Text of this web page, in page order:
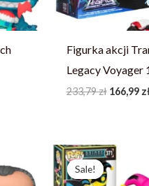
Figurka akcji
Legacy Voyager
233,79zł 166,99
Sale!
Sale!
cena